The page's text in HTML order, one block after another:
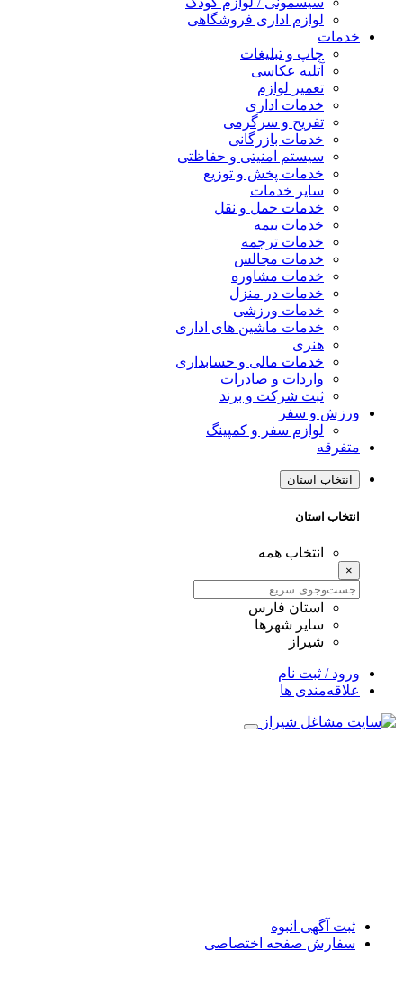
لوازم اداری فروشگاهی
خدمات
چاپ و تبلیغات
آتلیه عکاسی
تعمیر لوازم
خدمات اداری
تفریح و سرگرمی
خدمات بازرگانی
سیستم امنیتی و حفاظتی
خدمات پخش و توزیع
سایر خدمات
خدمات حمل و نقل
خدمات بیمه
خدمات ترجمه
خدمات مجالس
خدمات مشاوره
خدمات در منزل
خدمات ورزشی
خدمات ماشین های اداری
هنری
خدمات مالی و حسابداری
واردات و صادرات
ثبت شرکت و برند
ورزش و سفر
لوازم سفر و کمپینگ
متفرقه
انتخاب استان
انتخاب استان
انتخاب همه
×
استان فارس
سایر شهرها
شیراز
ورود / ثبت نام
علاقه‌مندی ها
ثبت آگهی انبوه
سفارش صفحه اختصاصی